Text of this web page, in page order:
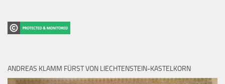
ANDREAS KLAMM FÜRST VON LIECHTENSTEIN-KASTELKORN